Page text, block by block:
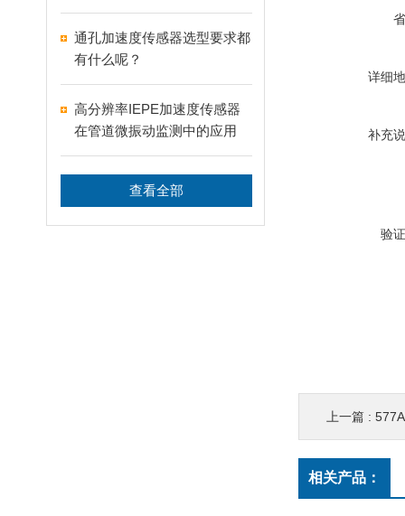
通孔加速度传感器选型要求都
有什么呢？
高分辨率IEPE加速度传感器
在管道微振动监测中的应用
查看全部
详细
补充
验
上一篇 :
相关产品：